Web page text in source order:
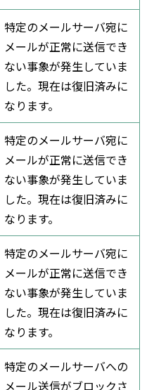
特定のメールサーバ宛に
メールが正常に送信でき
ない事象が発生していま
した。現在は復旧済みに
なります。
特定のメールサーバ宛に
メールが正常に送信でき
ない事象が発生していま
した。現在は復旧済みに
なります。
特定のメールサーバ宛に
メールが正常に送信でき
ない事象が発生していま
した。現在は復旧済みに
なります。
特定のメールサーバへの
メール送信がブロックさ